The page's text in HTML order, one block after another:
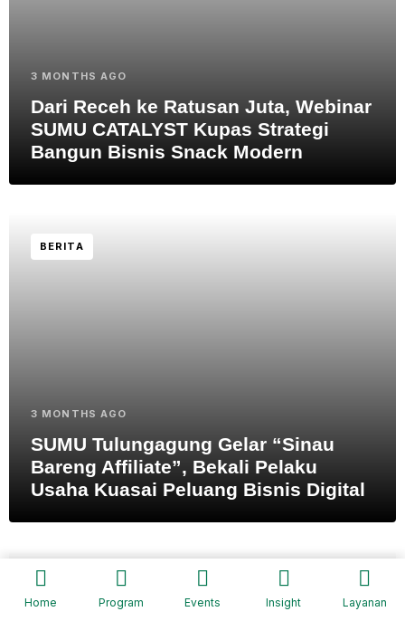
3 MONTHS AGO
Dari Receh ke Ratusan Juta, Webinar
SUMU CATALYST Kupas Strategi
Bangun Bisnis Snack Modern
BERITA
3 MONTHS AGO
SUMU Tulungagung Gelar “Sinau
Bareng Affiliate”, Bekali Pelaku
Usaha Kuasai Peluang Bisnis Digital
BERITA
Home Program Events Insight Layanan